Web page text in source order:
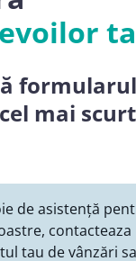
mai
de asistență
contacteaza
tau de vânzări